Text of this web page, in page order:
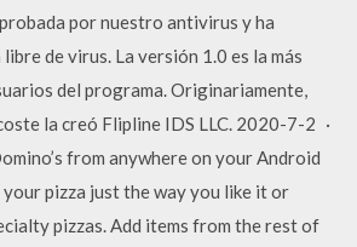
por nuestro antivirus y ha
de virus. La versión 1.0 es la más
del programa. Originariamente,
la creó Flipline IDS LLC. 2020-7-2 ·
from anywhere on your Android
pizza just the way you like it or
pizzas. Add items from the rest of